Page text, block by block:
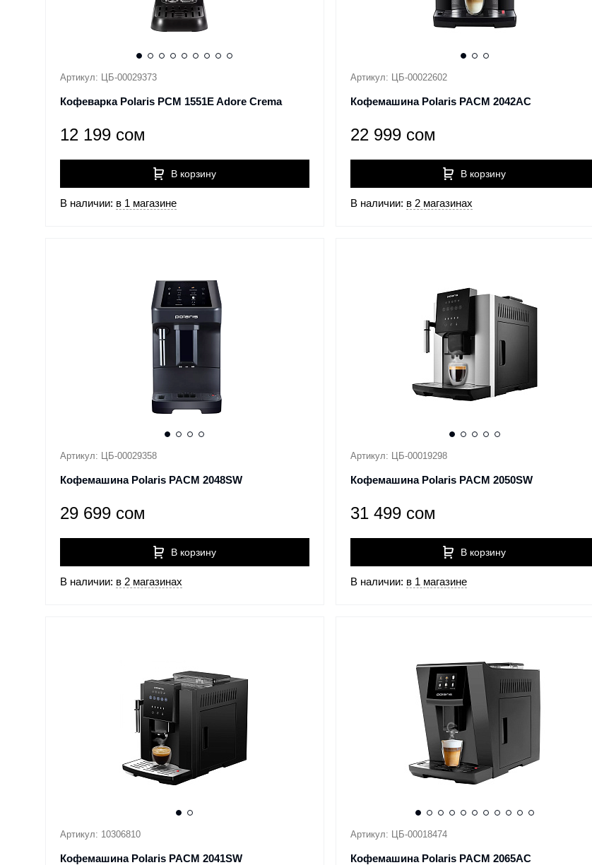
Артикул: ЦБ-00029373
Кофеварка Polaris PCM 1551E Adore Crema
12 199 сом
В корзину
В наличии: в 1 магазине
Артикул: ЦБ-00022602
Кофемашина Polaris PACM 2042AC
22 999 сом
В корзину
В наличии: в 2 магазинах
Артикул: ЦБ-00029358
Кофемашина Polaris PACM 2048SW
29 699 сом
В корзину
В наличии: в 2 магазинах
Артикул: ЦБ-00019298
Кофемашина Polaris PACM 2050SW
31 499 сом
В корзину
В наличии: в 1 магазине
Артикул: 10306810
Кофемашина Polaris PACM 2041SW
Артикул: ЦБ-00018474
Кофемашина Polaris PACM 2065AC